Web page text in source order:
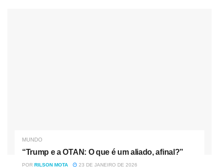
MUNDO
“Trump e a OTAN: O que é um aliado, afinal?”
POR RILSON MOTA 23 DE JANEIRO DE 2026